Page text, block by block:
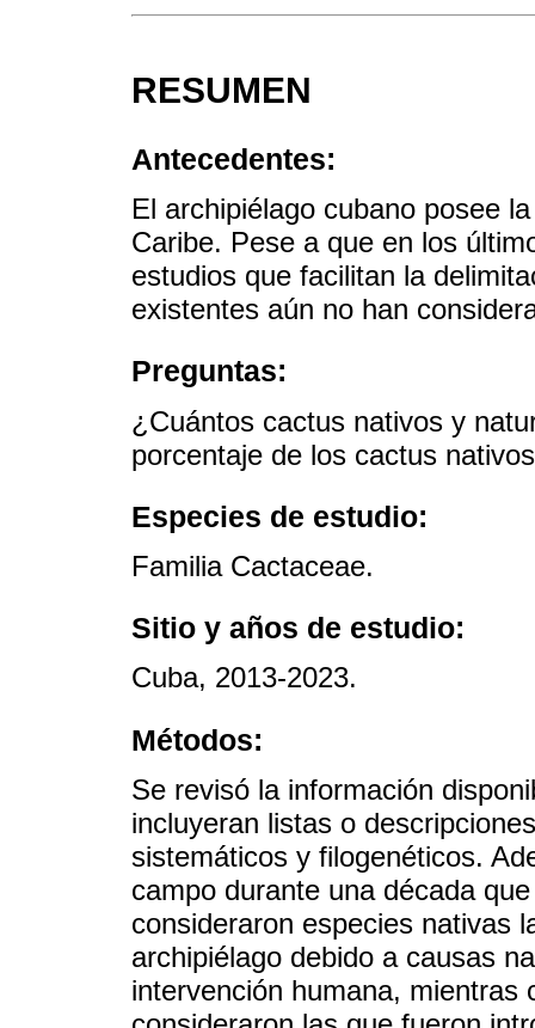
RESUMEN
Antecedentes:
El archipiélago cubano posee
Caribe. Pese a que en los
estudios que facilitan la
existentes aún no han
Preguntas:
¿Cuántos cactus nativos y
porcentaje de los cactus
Especies de estudio:
Familia Cactaceae.
Sitio y años de estudio:
Cuba, 2013-2023.
Métodos:
Se revisó la información
incluyeran listas o
sistemáticos y filogenéticos.
campo durante una década
consideraron especies nativas
archipiélago debido a causas
intervención humana, mientras